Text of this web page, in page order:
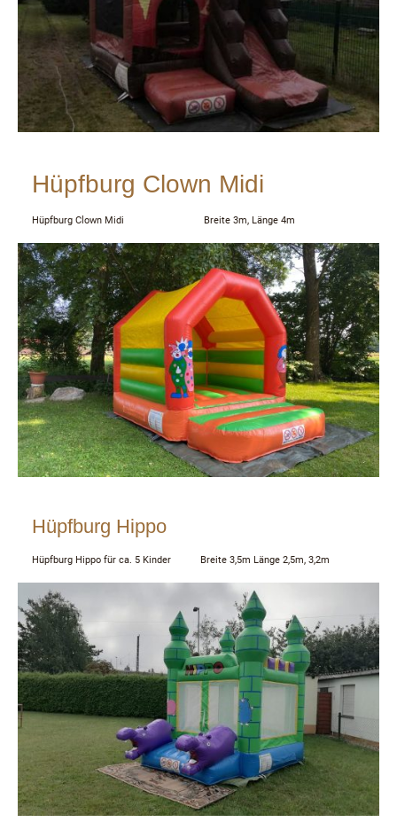
Hüpfburg Clown Midi
Hüpfburg Clown Midi Breite 3m, Länge 4m
Hüpfburg Hippo
Hüpfburg Hippo für ca. 5 Kinder Breite 3,5m Länge 2,5m, 3,2m